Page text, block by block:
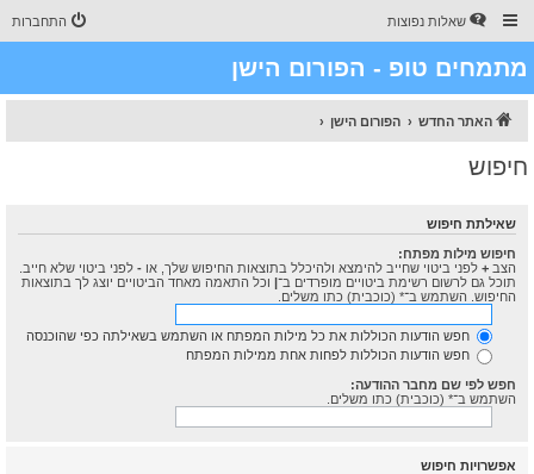
שאלות נפוצות התחברות
מתמחים טופ - הפורום הישן
האתר החדש הפורום הישן
חיפוש
שאילתת חיפוש
חיפוש מילות מפתח:
הצב + לפני ביטוי שחייב להימצא ולהיכלל בתוצאות החיפוש שלך, או - לפני ביטוי שלא חייב.
תוכל גם לרשום רשימת ביטויים מופרדים ב־| וכל התאמה מאחד הביטויים יוצג לך בתוצאות
החיפוש. השתמש ב־* (כוכבית) כתו משלים.
חפש הודעות הכוללות את כל מילות המפתח או השתמש בשאילתה כפי שהוכנסה
חפש הודעות הכוללות לפחות אחת ממילות המפתח
חפש לפי שם מחבר ההודעה:
השתמש ב־* (כוכבית) כתו משלים.
אפשרויות חיפוש